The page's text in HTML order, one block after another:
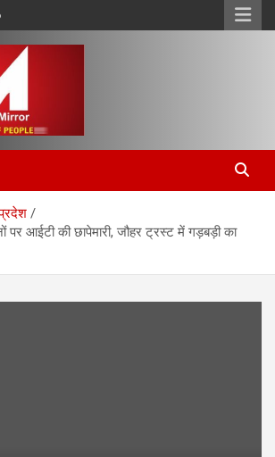
आईटी की छापेमारी, जौहर ट्रस्ट में गड़बड़ी का